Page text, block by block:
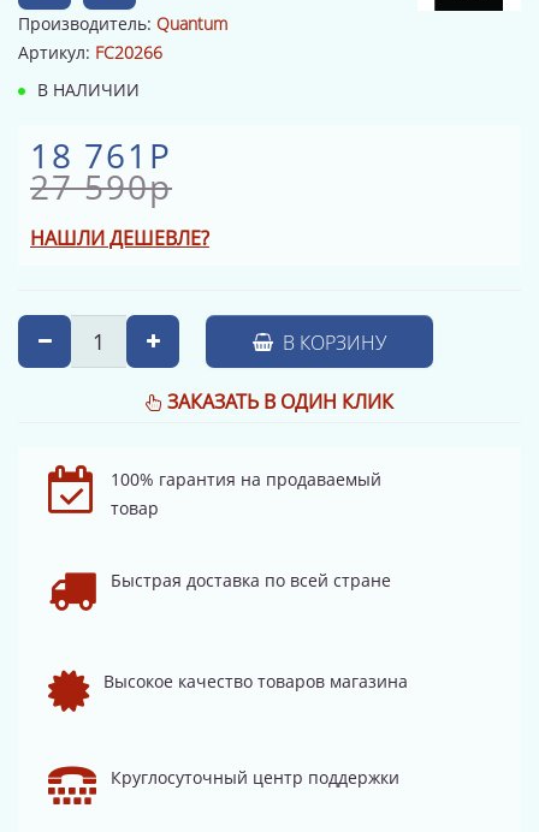
Производитель: Quantum
Артикул: FC20266
В НАЛИЧИИ
18 761Р
27 590р
НАШЛИ ДЕШЕВЛЕ?
В КОРЗИНУ
ЗАКАЗАТЬ В ОДИН КЛИК
100% гарантия на продаваемый
товар
Быстрая доставка по всей стране
Высокое качество товаров магазина
Круглосуточный центр поддержки